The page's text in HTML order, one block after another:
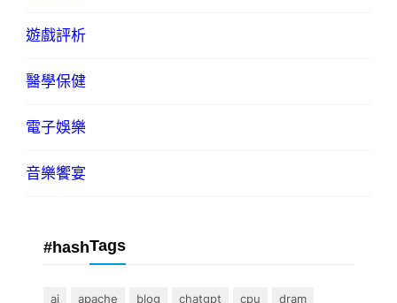
遊戲評析
醫學保健
電子娛樂
音樂饗宴
#hashTags
ai apache blog chatgpt cpu
dram